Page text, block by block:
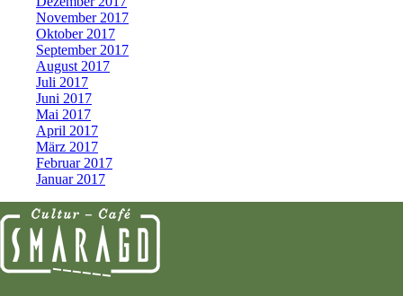
November 2017
Oktober 2017
September 2017
August 2017
Juli 2017
Juni 2017
Mai 2017
April 2017
März 2017
Februar 2017
Januar 2017